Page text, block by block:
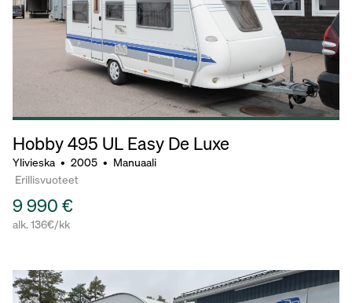
Hobby 495 UL Easy De Luxe
Ylivieska • 2005 • Manuaali
Erillisvuoteet
9 990 €
alk. 136€/kk